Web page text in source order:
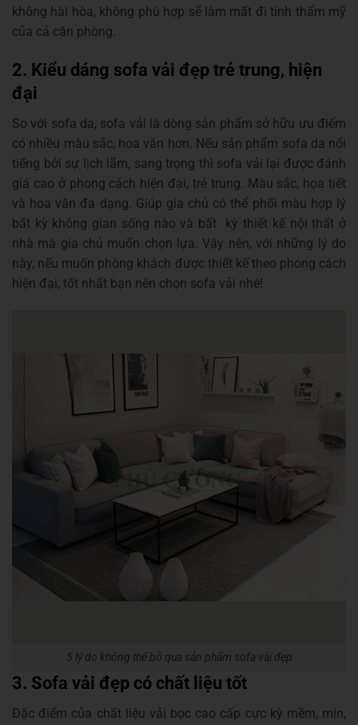
không hài hòa, không phù hợp sẽ làm mất đi tính thẩm mỹ
của cả căn phòng.
2. Kiểu dáng sofa vải đẹp trẻ trung, hiện
đại
So với sofa da, sofa vải là dòng sản phẩm sở hữu ưu điểm
có nhiều màu sắc, hoa văn hơn. Nếu sản phẩm sofa da nổi
tiếng bởi sự lịch lãm, sang trọng thì sofa vải lại được đánh
giá cao ở phong cách hiện đại, trẻ trung. Màu sắc, họa tiết
và hoa văn đa dạng. Giúp gia chủ có thể phối màu hợp lý
bất kỳ không gian sống nào và bất kỳ thiết kế nội thất ở
nhà mà gia chủ muốn chọn lựa. Vậy nên, với những lý do
này, nếu muốn phòng khách được thiết kế theo phong cách
hiện đại, tốt nhất bạn nên chọn sofa vải nhé!
5 lý do không thể bỏ qua sản phẩm sofa vải đẹp
3. Sofa vải đẹp có chất liệu tốt
Đặc điểm của chất liệu vải bọc cao cấp cực kỳ mềm, mịn,